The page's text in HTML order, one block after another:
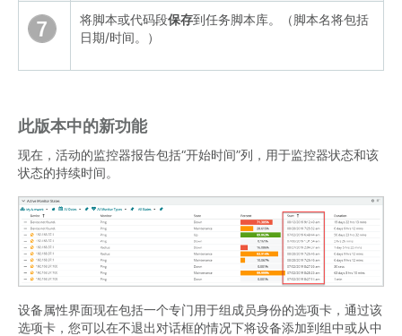
将脚本或代码段保存到任务脚本库。（脚本名将包括
日期/时间。）
此版本中的新功能
现在，活动的监控器报告包括“开始时间”列，用于监控器状态和该
状态的持续时间。
设备属性界面现在包括一个专门用于组成员身份的选项卡，通过该
选项卡，您可以在不退出对话框的情况下将设备添加到组中或从中